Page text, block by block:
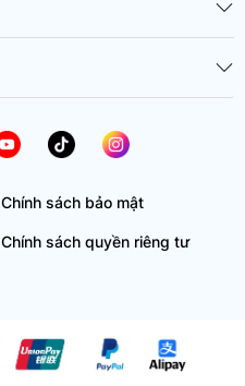
Chính sách bảo mật
Chính sách quyền riêng tư